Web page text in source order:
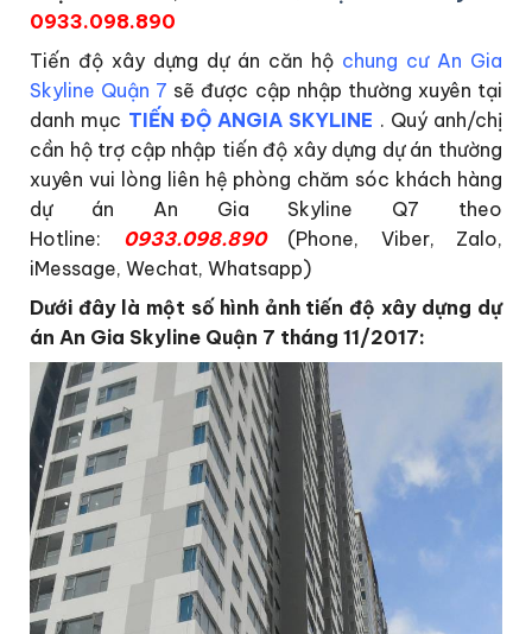
0933.098.890
Tiến độ xây dựng dự án căn hộ chung cư An Gia
Skyline Quận 7 sẽ được cập nhập thường xuyên tại
danh mục TIẾN ĐỘ ANGIA SKYLINE . Quý anh/chị
cần hộ trợ cập nhập tiến độ xây dựng dự án thường
xuyên vui lòng liên hệ phòng chăm sóc khách hàng
dự án An Gia Skyline Q7 theo
Hotline: 0933.098.890 (Phone, Viber, Zalo,
iMessage, Wechat, Whatsapp)
Dưới đây là một số hình ảnh tiến độ xây dựng dự
án An Gia Skyline Quận 7 tháng 11/2017: